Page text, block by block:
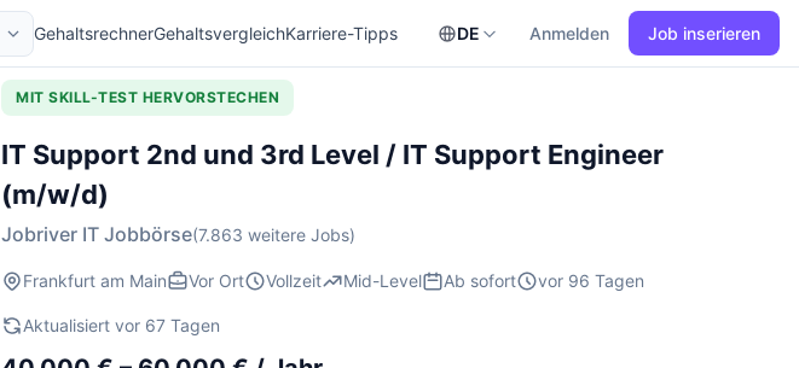
GehaltsrechnerGehaltsvergleichKarriere-Tipps DE Anmelden Job inserieren
MIT SKILL-TEST HERVORSTECHEN
IT Support 2nd und 3rd Level / IT Support Engineer
(m/w/d)
Jobriver IT Jobbörse(7.863 weitere Jobs)
Frankfurt am Main Vor Ort Vollzeit Mid-Level Ab sofort vor 96 Tagen
Aktualisiert vor 67 Tagen